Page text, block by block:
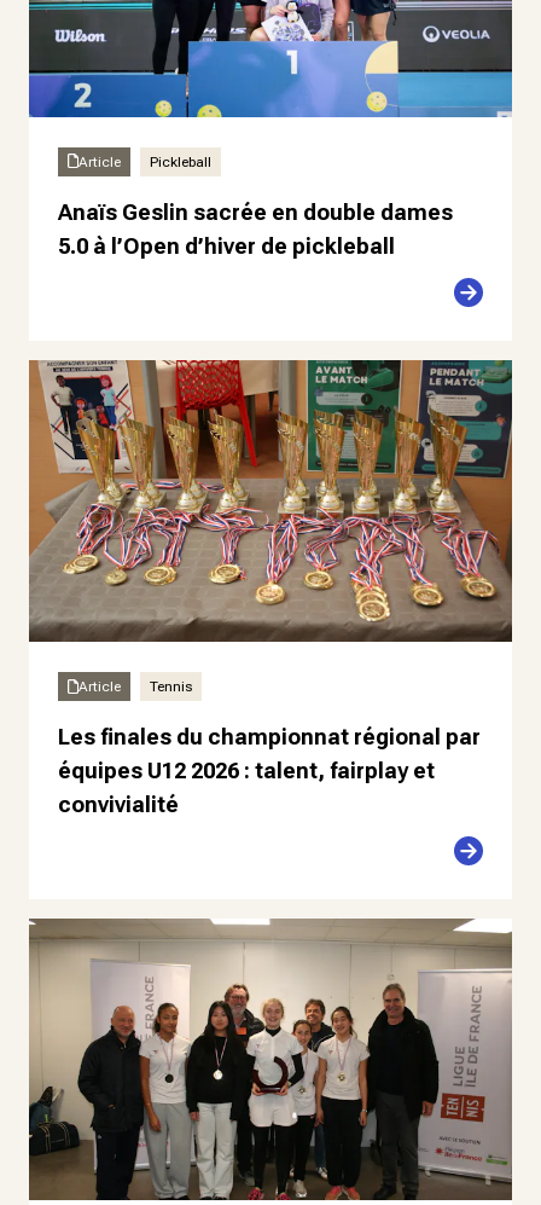
Article Pickleball
Anaïs Geslin sacrée en double dames
5.0 à l’Open d’hiver de pickleball
Article Tennis
Les finales du championnat régional par
équipes U12 2026 : talent, fairplay et
convivialité